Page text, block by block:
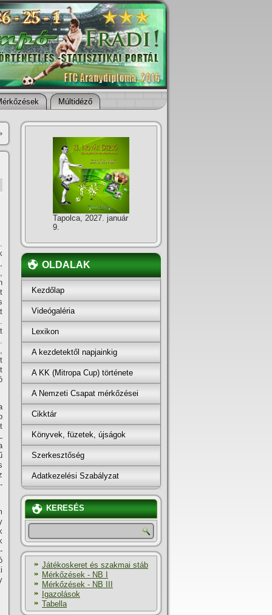
Múltidéző
Tapolca, 2027. január
9.
OLDALAK
Kezdőlap
Videógaléria
Lexikon
A kezdetektől napjainkig
A KK (Mitropa Cup) története
A Nemzeti Csapat mérkőzései
Cikktár
Könyvek, füzetek, újságok
Szerkesztőség
Adatkezelési Szabályzat
KERESÉS
Játékoskeret és szakmai stáb
Mérkőzések - NB I
Mérkőzések - NB III
Igazolások
Tabella